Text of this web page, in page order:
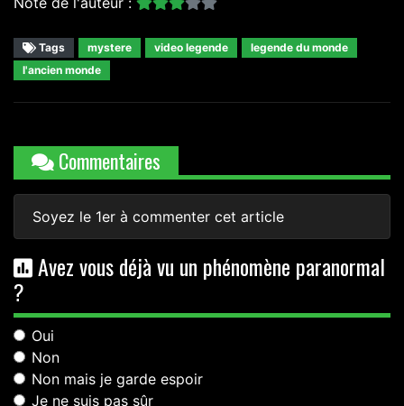
Tags mystere video legende
legende du monde
l'ancien monde
Commentaires
Soyez le 1er à commenter cet article
Avez vous déjà vu un phénomène paranormal
?
Oui
Non
Non mais je garde espoir
Je ne suis pas sûr